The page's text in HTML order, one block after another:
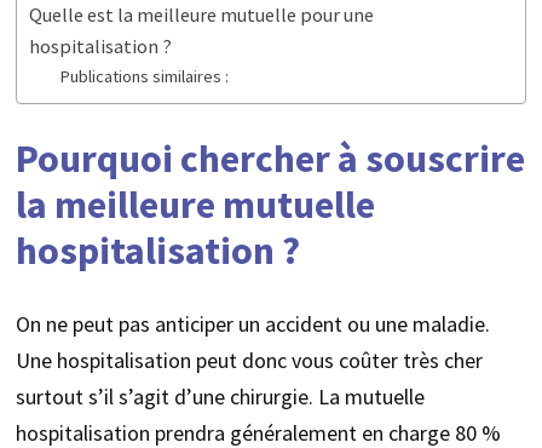
Quelle est la meilleure mutuelle pour une
hospitalisation ?
Publications similaires :
Pourquoi chercher à souscrire
la meilleure mutuelle
hospitalisation ?
On ne peut pas anticiper un accident ou une maladie.
Une hospitalisation peut donc vous coûter très cher
surtout s’il s’agit d’une chirurgie. La mutuelle
hospitalisation prendra généralement en charge 80 %